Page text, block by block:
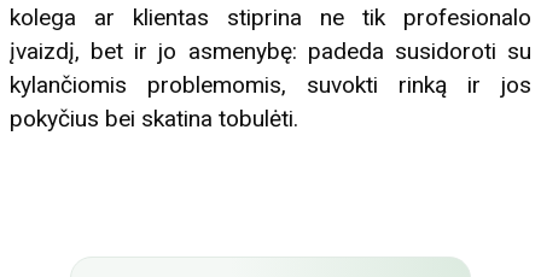
kolega ar klientas stiprina ne tik profesionalo
įvaizdį, bet ir jo asmenybę: padeda susidoroti su
kylančiomis problemomis, suvokti rinką ir jos
pokyčius bei skatina tobulėti.